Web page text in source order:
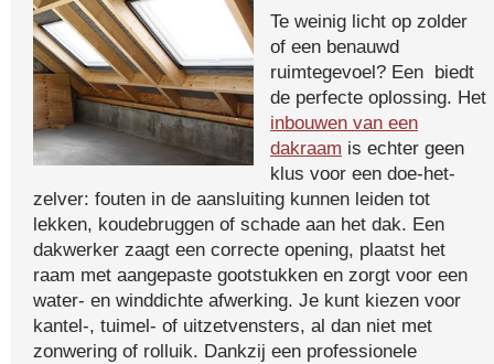
Te weinig licht op zolder
of een benauwd
ruimtegevoel? Een biedt
de perfecte oplossing. Het
inbouwen van een
dakraam is echter geen
klus voor een doe-het-
zelver: fouten in de aansluiting kunnen leiden tot
lekken, koudebruggen of schade aan het dak. Een
dakwerker zaagt een correcte opening, plaatst het
raam met aangepaste gootstukken en zorgt voor een
water- en winddichte afwerking. Je kunt kiezen voor
kantel-, tuimel- of uitzetvensters, al dan niet met
zonwering of rolluik. Dankzij een professionele